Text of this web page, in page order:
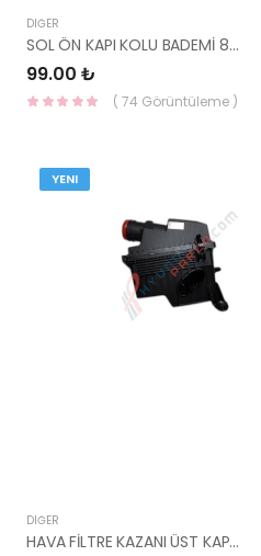
DIĞER
SOL ÖN KAPI KOLU BADEMİ 82652-Q0500 MOBİS-S
99.00 ₺
( 74 Görüntüleme )
YENI
DIĞER
HAVA FİLTRE KAZANI ÜST KAPAK İ20 2023- 28111-Q0300 MOBİSS